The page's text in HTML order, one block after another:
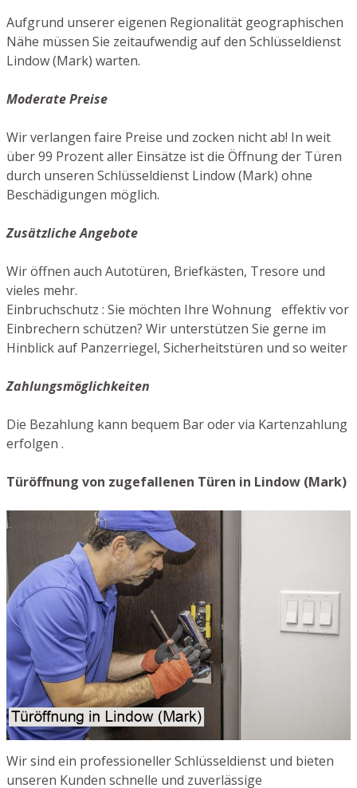
Aufgrund unserer eigenen Regionalität geographischen
Nähe müssen Sie zeitaufwendig auf den Schlüsseldienst
Lindow (Mark) warten.
Moderate Preise
Wir verlangen faire Preise und zocken nicht ab! In weit
über 99 Prozent aller Einsätze ist die Öffnung der Türen
durch unseren Schlüsseldienst Lindow (Mark) ohne
Beschädigungen möglich.
Zusätzliche Angebote
Wir öffnen auch Autotüren, Briefkästen, Tresore und
vieles mehr.
Einbruchschutz : Sie möchten Ihre Wohnung effektiv vor
Einbrechern schützen? Wir unterstützen Sie gerne im
Hinblick auf Panzerriegel, Sicherheitstüren und so weiter
Zahlungsmöglichkeiten
Die Bezahlung kann bequem Bar oder via Kartenzahlung
erfolgen .
Türöffnung von zugefallenen Türen in Lindow (Mark)
Wir sind ein professioneller Schlüsseldienst und bieten
unseren Kunden schnelle und zuverlässige